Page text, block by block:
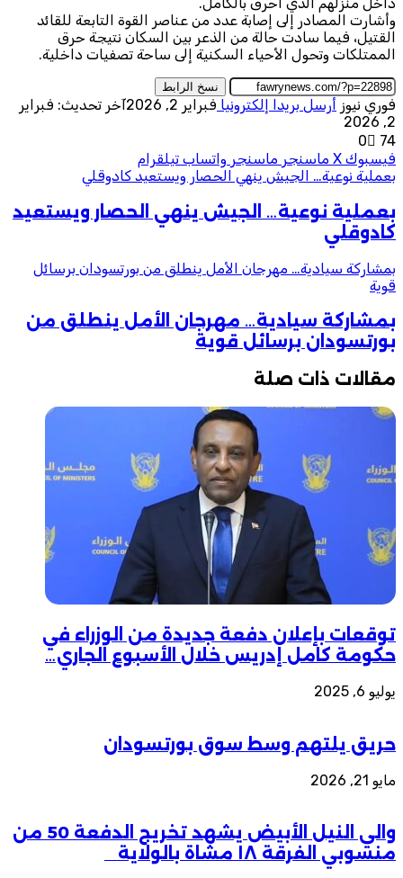
وأشارت المصادر إلى إصابة عدد من عناصر القوة التابعة للقائد
القتيل، فيما سادت حالة من الذعر بين السكان نتيجة حرق
الممتلكات وتحول الأحياء السكنية إلى ساحة تصفيات داخلية.
نسخ الرابط
فوري نيوز أرسل بريدا إلكترونيا فبراير 2, 2026
آخر تحديث: فبراير
2, 2026
0
74
فيسبوك ‫X ماسنجر ماسنجر واتساب تيلقرام
بعملية نوعية… الجيش ينهي الحصار ويستعيد كادوقلي
بعملية نوعية… الجيش ينهي الحصار ويستعيد
كادوقلي
بمشاركة سيادية… مهرجان الأمل ينطلق من بورتسودان برسائل
قوية
بمشاركة سيادية… مهرجان الأمل ينطلق من
بورتسودان برسائل قوية
مقالات ذات صلة
توقعات بإعلان دفعة جديدة من الوزراء في
حكومة كامل إدريس خلال الأسبوع الجاري…
يوليو 6, 2025
حريق يلتهم وسط سوق بورتسودان
مايو 21, 2026
والي النيل الأبيض يشهد تخريج الدفعة 50 من
منسوبي الفرقة ١٨ مشاة بالولاية